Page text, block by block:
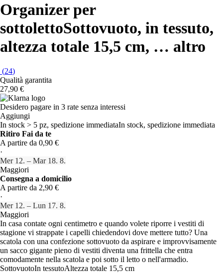
Organizer per
sottolettoSottovuoto, in tessuto,
altezza totale 15,5 cm, … altro
(24)
Qualità garantita
27,90 €
Desidero pagare in 3 rate senza interessi
Aggiungi
In stock > 5 pz, spedizione immediataIn stock, spedizione immediata
Ritiro Fai da te
A partire da 0,90 €
·
Mer 12. – Mar 18. 8.
Maggiori
Consegna a domicilio
A partire da 2,90 €
·
Mer 12. – Lun 17. 8.
Maggiori
In casa contate ogni centimetro e quando volete riporre i vestiti di
stagione vi strappate i capelli chiedendovi dove mettere tutto? Una
scatola con una confezione sottovuoto da aspirare e improvvisamente
un sacco gigante pieno di vestiti diventa una frittella che entra
comodamente nella scatola e poi sotto il letto o nell'armadio.
SottovuotoIn tessutoAltezza totale 15,5 cm